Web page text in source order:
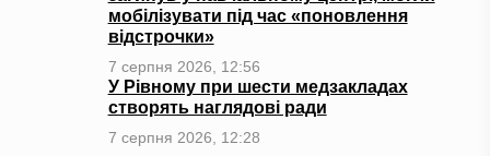
мобілізувати під час «поновлення
відстрочки»
7 серпня 2026, 12:56
У Рівному при шести медзакладах
створять наглядові ради
7 серпня 2026, 12:28